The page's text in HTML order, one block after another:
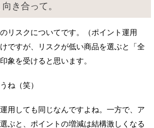
き合って。
リスクについてです。（ポイント運用
ですが、リスクが低い商品を選ぶと「全
象を受けると思います。
ね（笑）
用しても同じなんですよね。一方で、ア
ぶと、ポイントの増減は結構激しくなる